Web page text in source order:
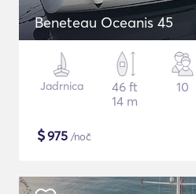
Beneteau Oceanis 45
Jadrnica
46 ft
14 m
10
$975 /noč